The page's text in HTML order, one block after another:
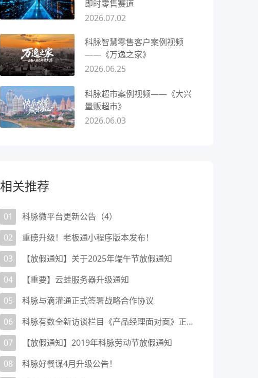
即时零售赛道
2026.07.02
科脉智慧零售客户案例视频
——《万逸之家》
2026.06.25
科脉超市案例视频——《大兴
量贩超市》
2026.06.03
相关推荐
01
科脉微平台更新公告（4）
02
重磅升级！老板通小程序版本发布！
03
【放假通知】关于2025年端午节放假通知
04
【重要】云蛙服务器升级通知
05
科脉与滴灌通正式签署战略合作协议
06
科脉有数全新访谈栏目《产品经理面对面》正式上线！
07
【放假通知】2019年科脉劳动节放假通知
08
科脉好餐谋4月升级公告！